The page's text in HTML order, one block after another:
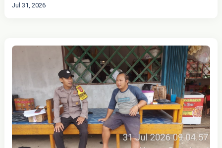
Jul 31, 2026